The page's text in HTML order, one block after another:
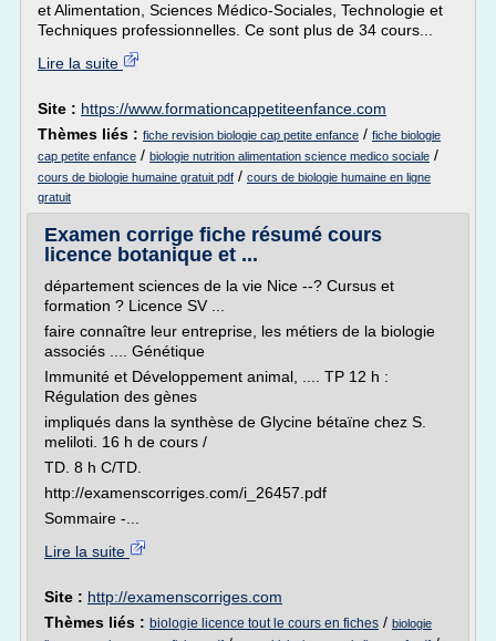
et Alimentation, Sciences Médico-Sociales, Technologie et
Techniques professionnelles. Ce sont plus de 34 cours...
Lire la suite
Site : https://www.formationcappetiteenfance.com
Thèmes liés : fiche revision biologie cap petite enfance / fiche biologie
cap petite enfance / biologie nutrition alimentation science medico sociale /
cours de biologie humaine gratuit pdf / cours de biologie humaine en ligne
gratuit
Examen corrige fiche résumé cours
licence botanique et ...
département sciences de la vie Nice --? Cursus et
formation ? Licence SV ...
faire connaître leur entreprise, les métiers de la biologie
associés .... Génétique
Immunité et Développement animal, .... TP 12 h :
Régulation des gènes
impliqués dans la synthèse de Glycine bétaïne chez S.
meliloti. 16 h de cours /
TD. 8 h C/TD.
http://examenscorriges.com/i_26457.pdf
Sommaire -...
Lire la suite
Site : http://examenscorriges.com
Thèmes liés : biologie licence tout le cours en fiches / biologie